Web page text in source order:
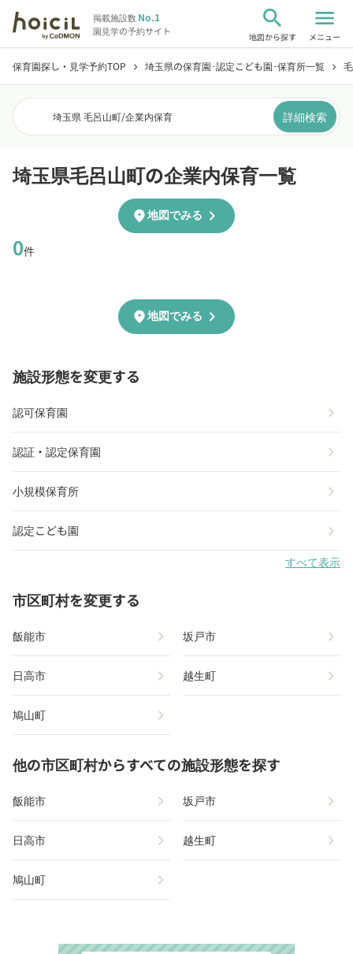
掲載施設数No.1
園見学の予約サイト
search
地図から探す
menu
メニュー
保育園探し・見学予約TOP chevron_right 埼玉県の保育園･認定こども園･保育所一覧 chevron_right
埼玉県 毛呂山町/企業内保育 詳細検索
埼玉県毛呂山町の企業内保育一覧
0件
location_on地図でみる chevron_right
location_on地図でみる chevron_right
施設形態を変更する
認可保育園 chevron_right
認証・認定保育園 chevron_right
小規模保育所 chevron_right
認定こども園 chevron_right
すべて表示
市区町村を変更する
飯能市 chevron_right 坂戸市 chevron_right
日高市 chevron_right 越生町 chevron_right
鳩山町 chevron_right
他の市区町村からすべての施設形態を探す
飯能市 chevron_right 坂戸市 chevron_right
日高市 chevron_right 越生町 chevron_right
鳩山町 chevron_right